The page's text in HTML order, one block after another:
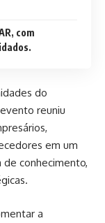
com
do
reuniu
em um
conhecimento,
a